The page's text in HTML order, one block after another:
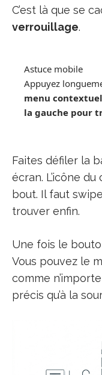
C’est là que se
verrouillage.
Astuce mobile
Appuyez
menu
la gauche pour
Faites défiler la
écran. L’icône
bout. Il faut
trouver enfin.
Une fois le
Vous pouvez le
comme
précis qu’à la